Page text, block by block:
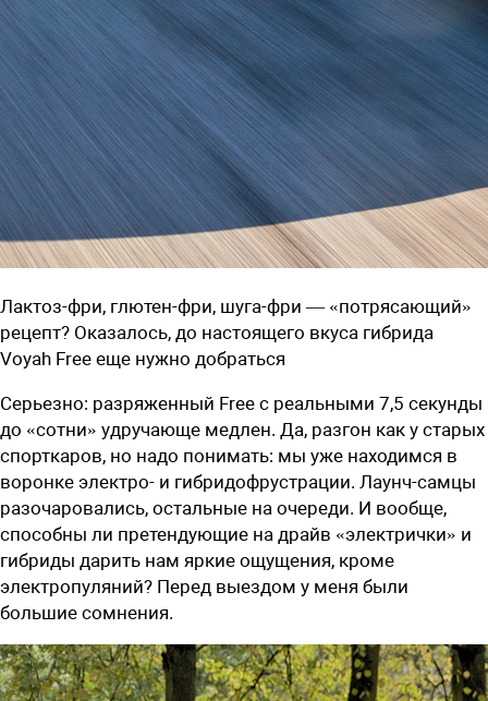
Лактоз-фри, глютен-фри, шуга-фри — «потрясающий»
рецепт? Оказалось, до настоящего вкуса гибрида
Voyah Free еще нужно добраться
Серьезно: разряженный Free c реальными 7,5 секунды
до «сотни» удручающе медлен. Да, разгон как у старых
спорткаров, но надо понимать: мы уже находимся в
воронке электро- и гибридофрустрации. Лаунч-самцы
разочаровались, остальные на очереди. И вообще,
способны ли претендующие на драйв «электрички» и
гибриды дарить нам яркие ощущения, кроме
электропуляний? Перед выездом у меня были
большие сомнения.